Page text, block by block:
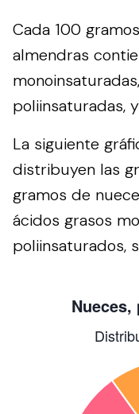
Cada 100
almendras
poliinsaturadas,
La siguiente
distribuyen las
gramos de
ácidos grasos
poliinsaturados,